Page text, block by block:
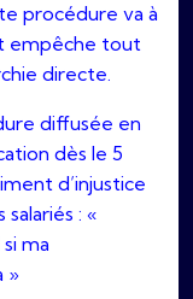
procédure va à
empêche tout
directe.
diffusée en
dès le 5
d’injustice
: «
ma
»